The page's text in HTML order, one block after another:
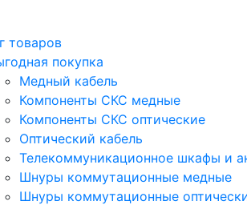
товаров
покупка
Медный кабель
Компоненты СКС медные
Компоненты СКС оптические
Оптический кабель
Телекоммуникационное шкафы и
Шнуры коммутационные медные
Шнуры коммутационные